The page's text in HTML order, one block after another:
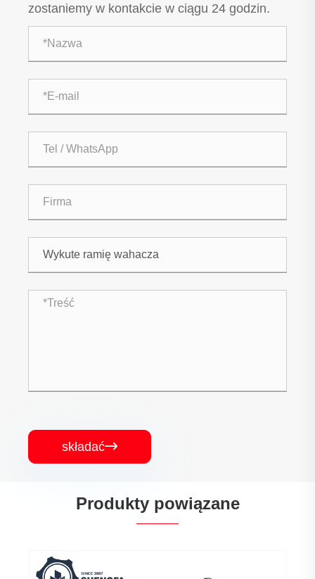
zostaniemy w kontakcie w ciągu 24 godzin.
składać
Produkty powiązane